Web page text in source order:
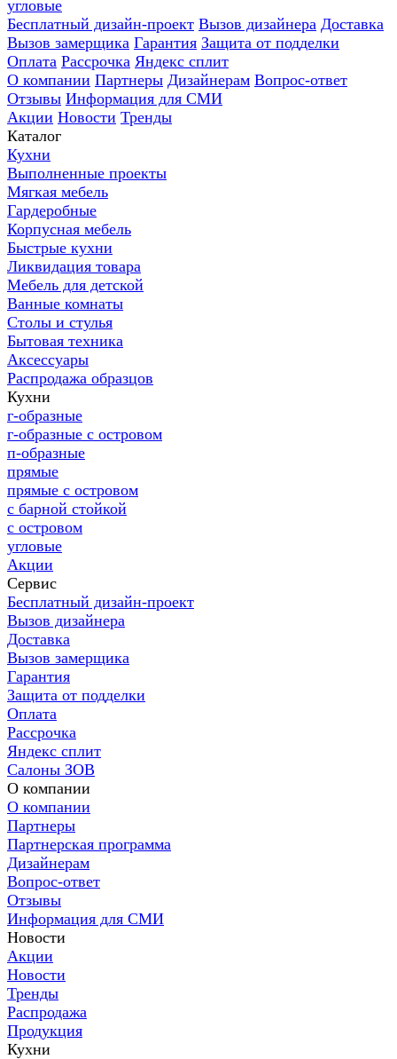
угловые
Бесплатный дизайн-проект Вызов дизайнера Доставка
Вызов замерщика Гарантия Защита от подделки
Оплата Рассрочка Яндекс сплит
О компании Партнеры Дизайнерам Вопрос-ответ
Отзывы Информация для СМИ
Акции Новости Тренды
Каталог
Кухни
Выполненные проекты
Мягкая мебель
Гардеробные
Корпусная мебель
Быстрые кухни
Ликвидация товара
Мебель для детской
Ванные комнаты
Столы и стулья
Бытовая техника
Аксессуары
Распродажа образцов
Кухни
г-образные
г-образные с островом
п-образные
прямые
прямые с островом
с барной стойкой
с островом
угловые
Акции
Сервис
Бесплатный дизайн-проект
Вызов дизайнера
Доставка
Вызов замерщика
Гарантия
Защита от подделки
Оплата
Рассрочка
Яндекс сплит
Салоны ЗОВ
О компании
О компании
Партнеры
Партнерская программа
Дизайнерам
Вопрос-ответ
Отзывы
Информация для СМИ
Новости
Акции
Новости
Тренды
Распродажа
Продукция
Кухни